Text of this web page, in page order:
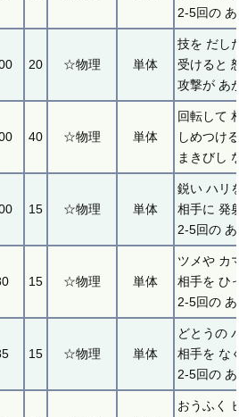
2-5回の
20 ☆物理 単体
技を だし
受けると
攻撃が あ
40 ☆物理 単体
回転して
しめつけ
まきびし
15 ☆物理 単体
鋭い ハリ
相手に 発
2-5回の
15 ☆物理 単体
ツメや カ
相手を ひ
2-5回の
15 ☆物理 単体
どとうの
相手を な
2-5回の
おうふく